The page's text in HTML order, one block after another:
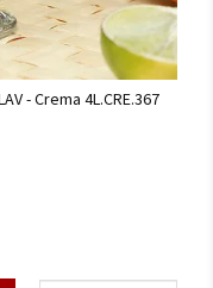
- Crema 4L.CRE.367